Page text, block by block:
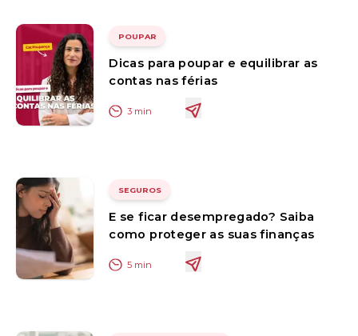
POUPAR
Dicas para poupar e equilibrar as
contas nas férias
3 min
SEGUROS
E se ficar desempregado? Saiba
como proteger as suas finanças
5 min